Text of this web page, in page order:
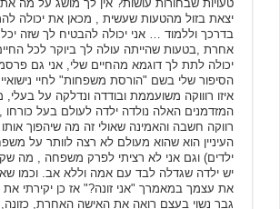
טעויות שבחורות עושות? אין לך מושג על מה
יצאת בזול מהטעות שעשית , מכאן את יכולה
בדרכך וללמוד … אני יכולה להבטיח לך שזה
אחרת ,בטעות שהייתה עולה לך ביוקר לכל
יכולה לתת לך דוגמא מהחיים שלי, אני גם
הסיפור שלי בשם "הורסת משפחות" לחיי
איזו רוווקה משועממת ובודדה ונדלקה על בעלי,
המזדמנים האלה נולדה ילדה לעולם בעל כורחו
רווקה חשבה והאמינה שאולי זה מה שיהפוך
העיניין הוא שהוא מעולם לא רצה לוותר על
ילדים) וגם אני לא רציתי לפרק משפחה , מה
יש ילדה שגדלה לבד עם אמה וללא אב. וכמו
את עצמך במאמרך "אני זונה?" אז כן יקירתי את
גבר נשוי בעצם רואה את האישה האחרת, כזונה,